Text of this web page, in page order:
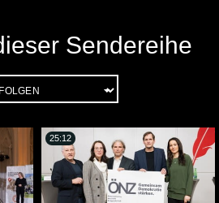
Sendereihe
25:12